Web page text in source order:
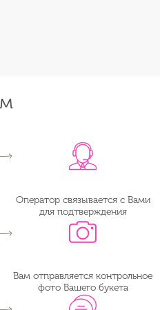
Оператор связывается с Вами
для подтверждения
Вам отправляется контрольное
фото Вашего букета